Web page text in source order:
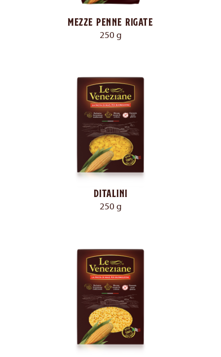
Mezze penne rigate
250 g
Ditalini
250 g